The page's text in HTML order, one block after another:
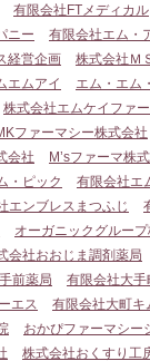
有限会社FTメディカル
ニー
有限会社エム・
経営企画 株式会社Ｍ
エムアイ
エム・エム
株式会社エムケイファ
ファーマシー株式会社
会社 M’sファーマ株
・ピック 有限会社エ
エンブレスまつふじ
オーガニックグルー
会社おおじま調剤薬局
前薬局 有限会社大手
エス 有限会社大町キ
おかぴファーマシー
株式会社おくすり工